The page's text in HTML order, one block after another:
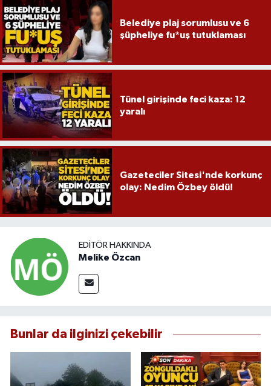
Belediye plaj sorumlusu ve 6
şüpheliye fu*uş tutuklaması
Tünel girişinde feci kaza: 12
yaralı
Gazeteciler Sitesi'nde korkunç
olay: Nedim Özbey öldü!
EDITÖR HAKKINDA
Melike Özcan
Bunlar da ilginizi çekebilir
SİYASET
Spor
Ulusal
Yaşam